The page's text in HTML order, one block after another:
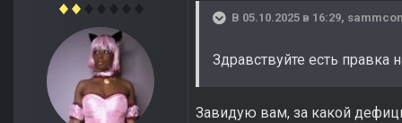
В 05.10.2025 в 16:29,
Здравствуйте есть правка
Завидую вам, за какой